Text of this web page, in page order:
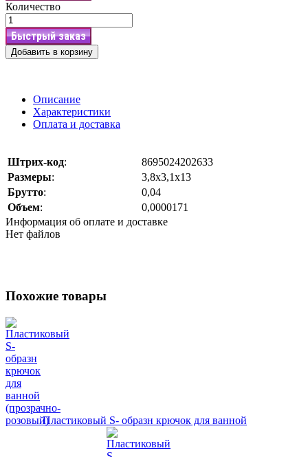
Количество
Быстрый заказ
Добавить в корзину
Описание
Характеристики
Оплата и доставка
Штрих-код:
8695024202633
Размеры:
3,8х3,1х13
Брутто:
0,04
Объем:
0,0000171
Информация об оплате и доставке
Нет файлов
Похожие товары
Пластиковый S- образн крючок для ванной